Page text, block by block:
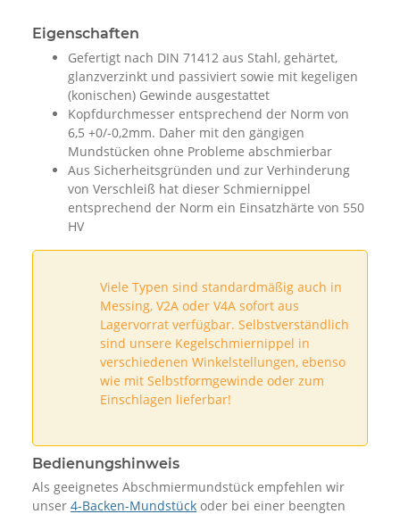
Eigenschaften
Gefertigt nach DIN 71412 aus Stahl, gehärtet,
glanzverzinkt und passiviert sowie mit kegeligen
(konischen) Gewinde ausgestattet
Kopfdurchmesser entsprechend der Norm von
6,5 +0/-0,2mm. Daher mit den gängigen
Mundstücken ohne Probleme abschmierbar
Aus Sicherheitsgründen und zur Verhinderung
von Verschleiß hat dieser Schmiernippel
entsprechend der Norm ein Einsatzhärte von 550
HV
Viele Typen sind standardmäßig auch in
Messing, V2A oder V4A sofort aus
Lagervorrat verfügbar. Selbstverständlich
sind unsere Kegelschmiernippel in
verschiedenen Winkelstellungen, ebenso
wie mit Selbstformgewinde oder zum
Einschlagen lieferbar!
Bedienungshinweis
Als geeignetes Abschmiermundstück empfehlen wir
unser 4-Backen-Mundstück oder bei einer beengten